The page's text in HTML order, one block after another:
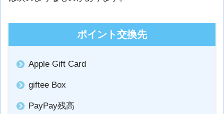
ポイント交換先
Apple Gift Card
giftee Box
PayPay残高